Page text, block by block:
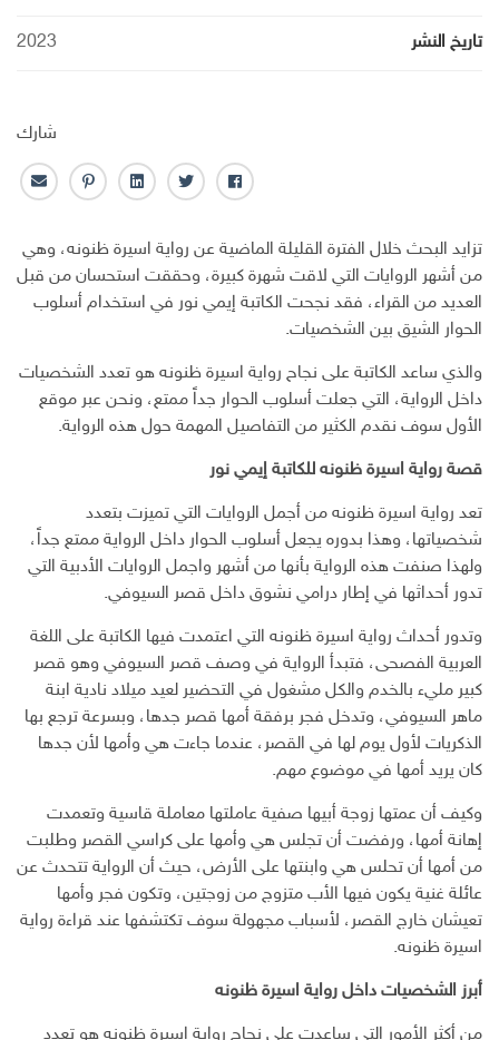
تاريخ النشر 2023
شارك
ف
س
ب
و
ت
ت
ر
ل
ك
ـ
د
ب
ر
س
ت
ا
ر
ي
د
إ
ل
ي
تزايد البحث خلال الفترة القليلة الماضية عن رواية اسيرة ظنونه، وهي
من أشهر الروايات التي لاقت شهرة كبيرة، وحققت استحسان من قبل
العديد من القراء، فقد نجحت الكاتبة إيمي نور في استخدام أسلوب
الحوار الشيق بين الشخصيات.
والذي ساعد الكاتبة على نجاح رواية اسيرة ظنونه هو تعدد الشخصيات
داخل الرواية، التي جعلت أسلوب الحوار جداً ممتع، ونحن عبر موقع
الأول سوف نقدم الكثير من التفاصيل المهمة حول هذه الرواية.
قصة رواية اسيرة ظنونه للكاتبة إيمي نور
تعد رواية اسيرة ظنونه من أجمل الروايات التي تميزت بتعدد
شخصياتها، وهذا بدوره يجعل أسلوب الحوار داخل الرواية ممتع جداً،
ولهذا صنفت هذه الرواية بأنها من أشهر واجمل الروايات الأدبية التي
تدور أحداثها في إطار درامي نشوق داخل قصر السيوفي.
وتدور أحداث رواية اسيرة ظنونه التي اعتمدت فيها الكاتبة على اللغة
العربية الفصحى، فتبدأ الرواية في وصف قصر السيوفي وهو قصر
كبير مليء بالخدم والكل مشغول في التحضير لعيد ميلاد نادية ابنة
ماهر السيوفي، وتدخل فجر برفقة أمها قصر جدها، وبسرعة ترجع بها
الذكريات لأول يوم لها في القصر، عندما جاءت هي وأمها لأن جدها
كان يريد أمها في موضوع مهم.
وكيف أن عمتها زوجة أبيها صفية عاملتها معاملة قاسية وتعمدت
إهانة أمها، ورفضت أن تجلس هي وأمها على كراسي القصر وطلبت
من أمها أن تحلس هي وابنتها على الأرض، حيث أن الرواية تتحدث عن
عائلة غنية يكون فيها الأب متزوج من زوجتين، وتكون فجر وأمها
تعيشان خارج القصر، لأسباب مجهولة سوف تكتشفها عند قراءة رواية
اسيرة ظنونه.
أبرز الشخصيات داخل رواية اسيرة ظنونه
من أكثر الأمور التي ساعدت على نجاح رواية اسيرة ظنونه هو تعدد